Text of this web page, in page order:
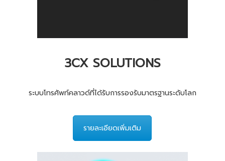
3CX SOLUTIONS
ระบบโทรศัพท์คลาวด์ที่ได้รับการรองรับมาตรฐานระดับโลก
รายละเอียดเพิ่มเติม